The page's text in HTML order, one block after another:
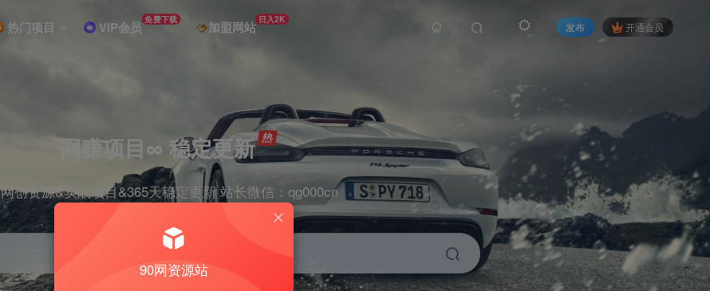
热门项目 VIP会员 免费下载 加盟网站 日入2K
发布 开通会员
网赚项目∞ 稳定更新
网创资源&实战项目&365天稳定更新 站长微信：qg000cn
90网资源站